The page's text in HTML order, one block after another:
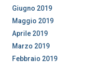
Giugno 2019
Maggio 2019
Aprile 2019
Marzo 2019
Febbraio 2019